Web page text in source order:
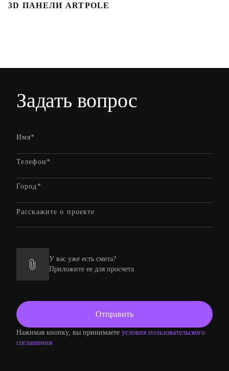
3D ПАНЕЛИ ARTPOLE
Задать вопрос
У вас уже есть смета?
Приложите ее для просчета
Нажимая кнопку, вы принимаете условия пользовательского
соглашения